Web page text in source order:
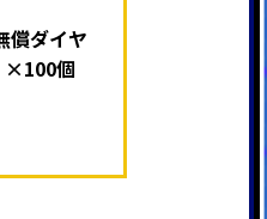
償ダイヤ
×100個